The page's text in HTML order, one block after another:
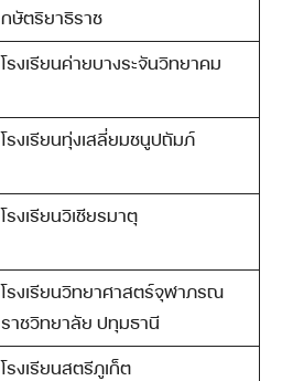
กษัตริยาธิราช
โรงเรียนค่ายบางระจันวิทยาคม
โรงเรียนทุ่งเสลี่ยมชนูปถัมภ์
โรงเรียนวิเชียรมาตุ
โรงเรียนวิทยาศาสตร์จุฬาภรณ
ราชวิทยาลัย ปทุมธานี
โรงเรียนสตรีภูเก็ต